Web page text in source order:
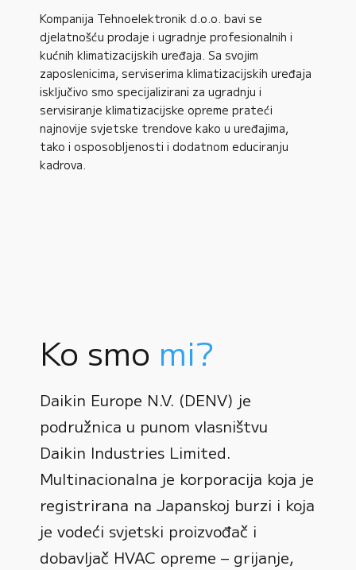
Kompanija Tehnoelektronik d.o.o. bavi se
djelatnošću prodaje i ugradnje profesionalnih i
kućnih klimatizacijskih uređaja. Sa svojim
zaposlenicima, serviserima klimatizacijskih uređaja
isključivo smo specijalizirani za ugradnju i
servisiranje klimatizacijske opreme prateći
najnovije svjetske trendove kako u uređajima,
tako i osposobljenosti i dodatnom educiranju
kadrova.
Ko smo mi?
Daikin Europe N.V. (DENV) je
podružnica u punom vlasništvu
Daikin Industries Limited.
Multinacionalna je korporacija koja je
registrirana na Japanskoj burzi i koja
je vodeći svjetski proizvođač i
dobavljač HVAC opreme – grijanje,
0